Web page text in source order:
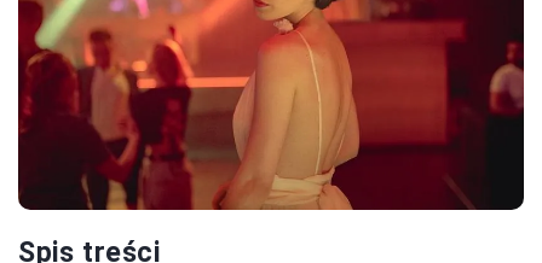
Spis treści